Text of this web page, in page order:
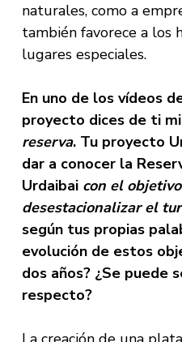
naturales, como a
también favorece a los
lugares especiales.
En uno de los vídeos
proyecto dices de ti
reserva. Tu proyecto
dar a conocer la
Urdaibai con el
desestacionalizar el
según tus propias
evolución de estos
dos años? ¿Se puede
respecto?